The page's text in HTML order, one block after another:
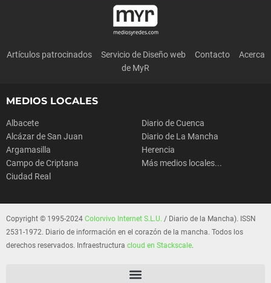
Artículos patrocinados Servicio de Diseño web Contacto
Acerca
de MyR
MEDIOS LOCALES
Albacete
Alcázar de San Juan
Argamasilla
Campo de Criptana
Ciudad Real
Diario de Cuenca
Diario de La Mancha
Herencia
Más medios locales...
Copyright © 1995-2024 Colorvivo Internet S.L.U. / Diario de la Mancha). ISSN
2531-1972. Diario de información en el corazón de la mancha. Todos los
derechos reservados. Infraestructura cloud en Stackscale.